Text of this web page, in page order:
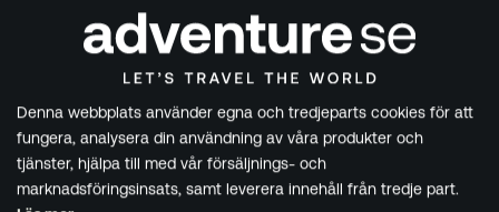
Denna webbplats använder egna och tredjeparts cookies för att
fungera, analysera din användning av våra produkter och
tjänster, hjälpa till med vår försäljnings- och
marknadsföringsinsats, samt leverera innehåll från tredje part.